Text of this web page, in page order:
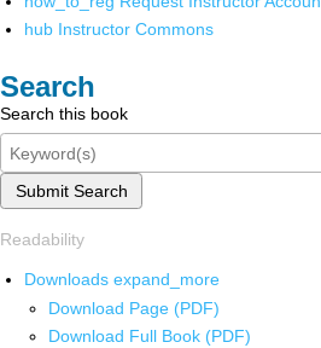
hub Instructor Commons
Search
Search this book
Submit Search
Readability
Downloads expand_more
Download Page (PDF)
Download Full Book (PDF)